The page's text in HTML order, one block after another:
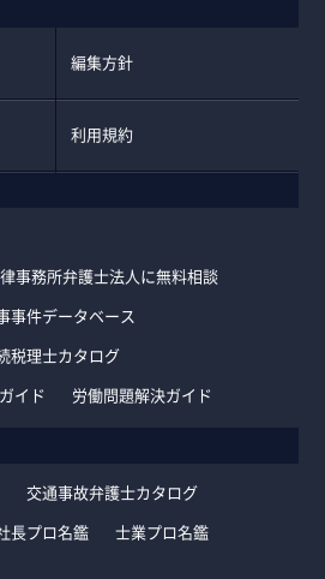
編集方針
利用規約
事務所弁護士法人に無料相談
事件データベース
税理士カタログ
イド 労働問題解決ガイド
交通事故弁護士カタログ
長プロ名鑑 士業プロ名鑑